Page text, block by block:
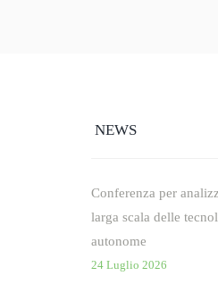
NEWS
Conferenza per
larga scala delle
autonome
24 Luglio 2026